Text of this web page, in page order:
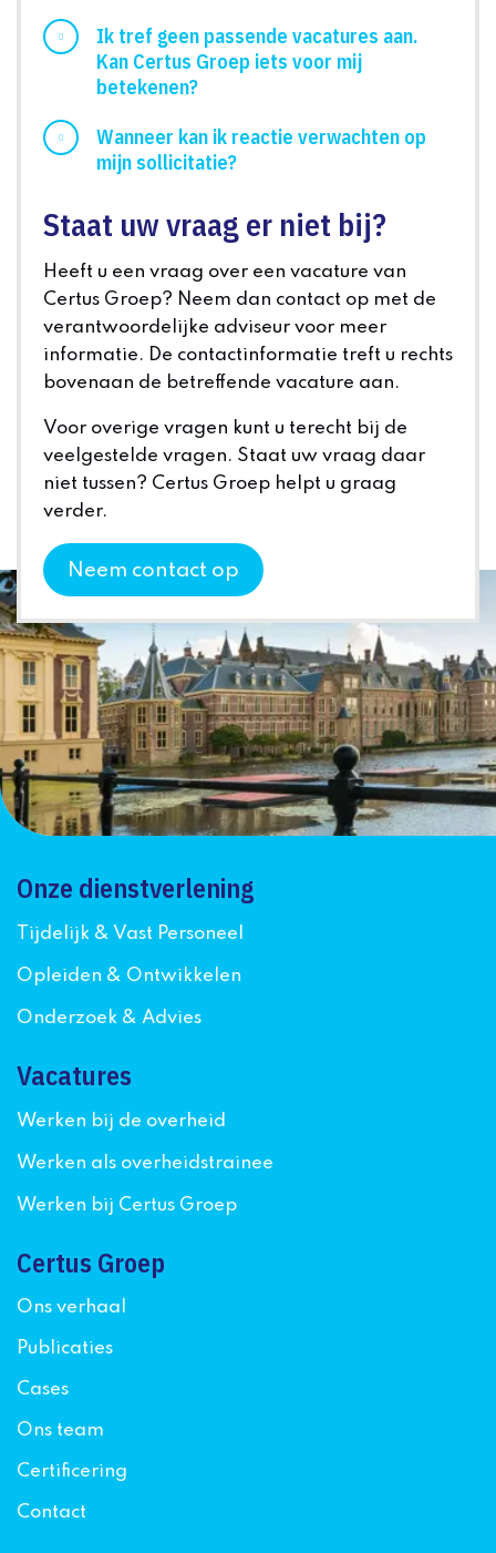
Ik tref geen passende vacatures aan.
Kan Certus Groep iets voor mij
betekenen?
Wanneer kan ik reactie verwachten op
mijn sollicitatie?
Staat uw vraag er niet bij?
Heeft u een vraag over een vacature van
Certus Groep? Neem dan contact op met de
verantwoordelijke adviseur voor meer
informatie. De contactinformatie treft u rechts
bovenaan de betreffende vacature aan.
Voor overige vragen kunt u terecht bij de
veelgestelde vragen. Staat uw vraag daar
niet tussen? Certus Groep helpt u graag
verder.
Neem contact op
Onze dienstverlening
Tijdelijk & Vast Personeel
Opleiden & Ontwikkelen
Onderzoek & Advies
Vacatures
Werken bij de overheid
Werken als overheidstrainee
Werken bij Certus Groep
Certus Groep
Ons verhaal
Publicaties
Cases
Ons team
Certificering
Contact